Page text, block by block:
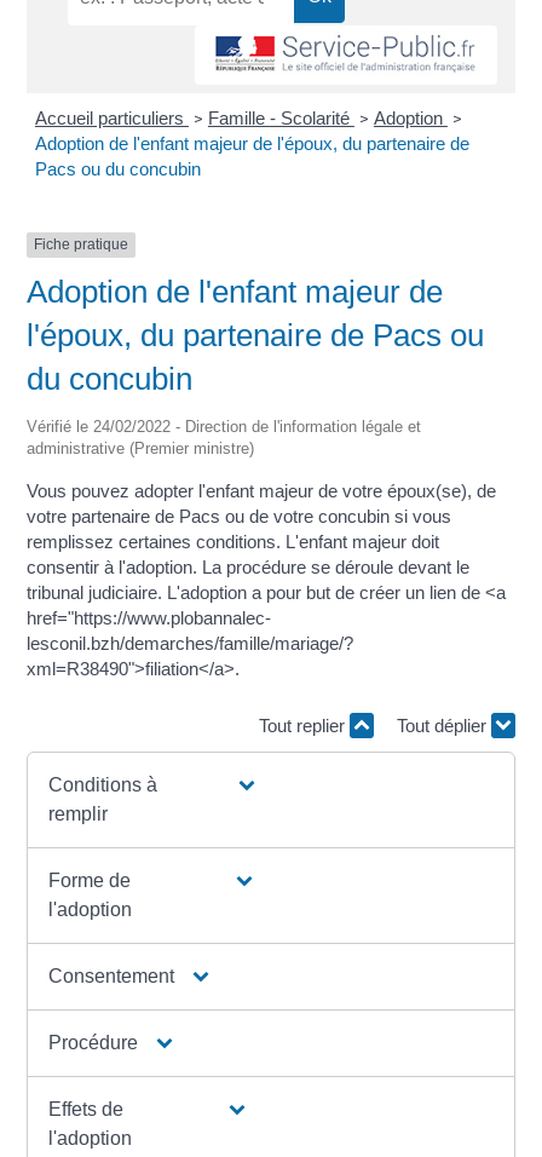
Accueil particuliers > Famille - Scolarité > Adoption >
Adoption de l'enfant majeur de l'époux, du partenaire de
Pacs ou du concubin
Fiche pratique
Adoption de l'enfant majeur de
l'époux, du partenaire de Pacs ou
du concubin
Vérifié le 24/02/2022 - Direction de l'information légale et
administrative (Premier ministre)
Vous pouvez adopter l'enfant majeur de votre époux(se), de
votre partenaire de Pacs ou de votre concubin si vous
remplissez certaines conditions. L'enfant majeur doit
consentir à l'adoption. La procédure se déroule devant le
tribunal judiciaire. L'adoption a pour but de créer un lien de <a
href="https://www.plobannalec-
lesconil.bzh/demarches/famille/mariage/?
xml=R38490">filiation</a>.
Tout replier Tout déplier
Conditions à
remplir
Forme de
l'adoption
Consentement
Procédure
Effets de
l'adoption